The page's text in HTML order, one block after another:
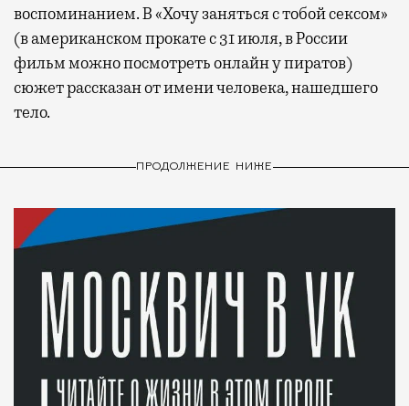
воспоминанием. В «Хочу заняться с тобой сексом»
(в американском прокате с 31 июля, в России
фильм можно посмотреть онлайн у пиратов)
сюжет рассказан от имени человека, нашедшего
тело.
ПРОДОЛЖЕНИЕ НИЖЕ